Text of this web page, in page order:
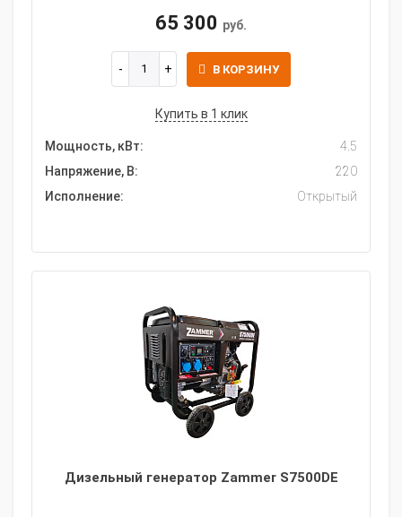
65 300 руб.
В КОРЗИНУ
Купить в 1 клик
Мощность, кВт:
4.5
Напряжение, В:
220
Исполнение:
Открытый
Дизельный генератор Zammer S7500DE